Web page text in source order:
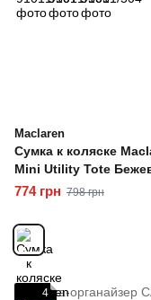
Maclaren
Сумка к коляске
Mini Utility Tote
774 грн 798 грн
4